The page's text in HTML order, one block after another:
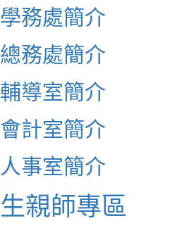
學務處簡介
總務處簡介
輔導室簡介
會計室簡介
人事室簡介
生親師專區